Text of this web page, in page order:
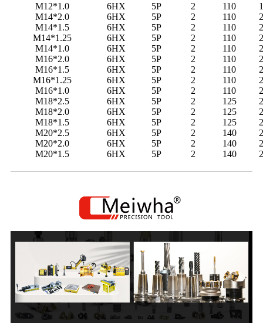
M12*1.0
6HX 5P 2 110
M14*2.0
6HX 5P 2 110
M14*1.5
6HX 5P 2 110
M14*1.25
6HX 5P 2 110
M14*1.0
6HX 5P 2 110
M16*2.0
6HX 5P 2 110
M16*1.5
6HX 5P 2 110
M16*1.25
6HX 5P 2 110
M16*1.0
6HX 5P 2 110
M18*2.5
6HX 5P 2 125
M18*2.0
6HX 5P 2 125
M18*1.5
6HX 5P 2 125
M20*2.5
6HX 5P 2 140
M20*2.0
6HX 5P 2 140
M20*1.5
6HX 5P 2 140